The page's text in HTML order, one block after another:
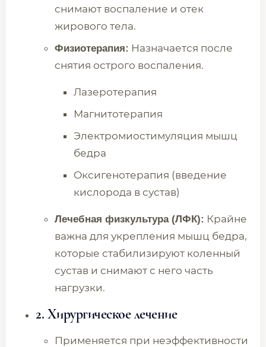
снимают воспаление и отек
жирового тела.
Физиотерапия: Назначается после
снятия острого воспаления.
Лазеротерапия
Магнитотерапия
Электромиостимуляция мышц
бедра
Оксигенотерапия (введение
кислорода в сустав)
Лечебная физкультура (ЛФК): Крайне
важна для укрепления мышц бедра,
которые стабилизируют коленный
сустав и снимают с него часть
нагрузки.
2. Хирургическое лечение
Применяется при неэффективности